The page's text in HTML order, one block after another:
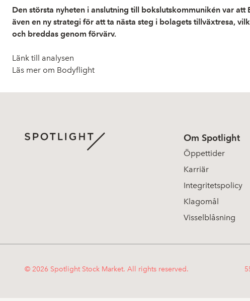
Den största nyheten i anslutning till bokslutskommunikén var
även en ny strategi för att ta nästa steg i bolagets tillväxtresa,
och breddas genom förvärv.
Länk till analysen
Läs mer om Bodyflight
Om Spotlight
Öppettider
Karriär
Integritetspolicy
Klagomål
Visselblåsning
© 2026 Spotlight Stock Market. All rights reserved.